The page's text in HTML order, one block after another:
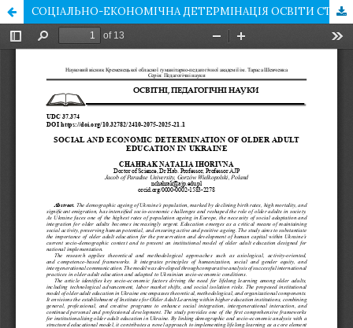
СОЦІАЛЬНО-ЕКОНОМІЧНА ДЕТЕРМІНАЦІЯ ОСВІТИ СТАРШИХ ДОРОСЛИХ В УКРАЇНИ